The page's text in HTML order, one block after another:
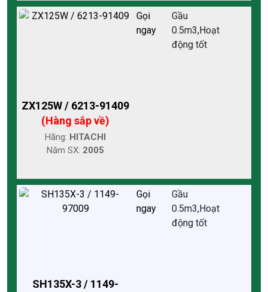
ZX125W / 6213-91409
(Hàng sắp về)
Hãng: HITACHI
Năm SX: 2005
Gọi
ngay
Gầu
0.5m3,Hoạt
động tốt
SH135X-3 / 1149-
Gọi
ngay
Gầu
0.5m3,Hoạt
động tốt